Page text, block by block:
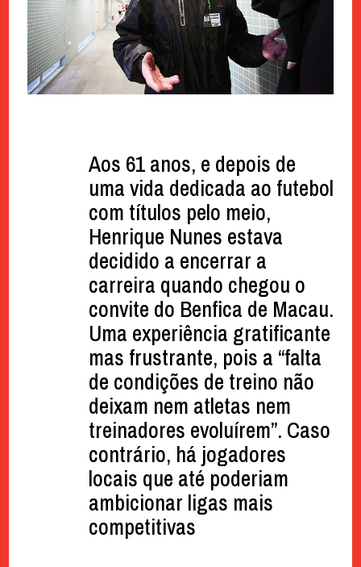
Aos 61 anos, e depois de
uma vida dedicada ao futebol
com títulos pelo meio,
Henrique Nunes estava
decidido a encerrar a
carreira quando chegou o
convite do Benfica de Macau.
Uma experiência gratificante
mas frustrante, pois a “falta
de condições de treino não
deixam nem atletas nem
treinadores evoluírem”. Caso
contrário, há jogadores
locais que até poderiam
ambicionar ligas mais
competitivas